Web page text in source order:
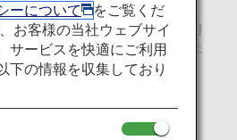
例、運航会社の規約や条件が適用
、ご予約時、もしくは各運航会社
い。
ーについて
をご覧くだ
お客様の当社ウェブサイ
サービスを快適にご利用
下の情報を収集しており